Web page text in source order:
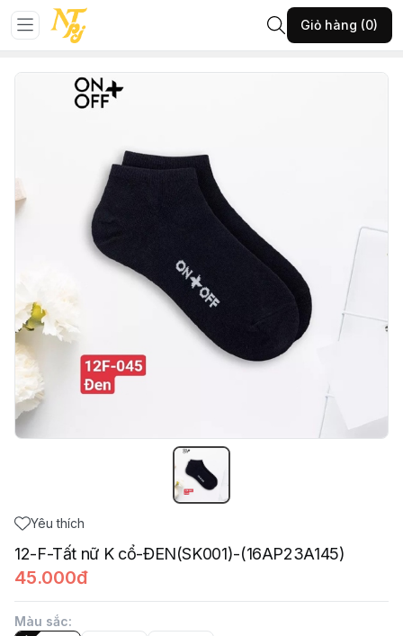
Giỏ hàng (0)
Trang chủ
12-F-Tất nữ K cổ-ĐEN(SK001)-(16AP23A145)
Yêu thích
12-F-Tất nữ K cổ-ĐEN(SK001)-(16AP23A145)
45.000đ
Màu sắc: